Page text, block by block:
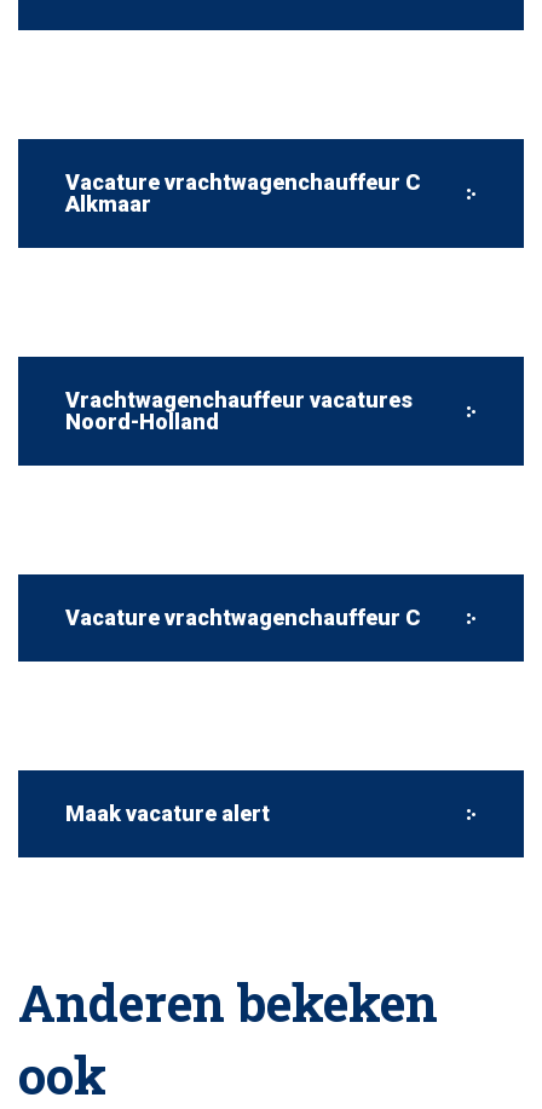
Vacature vrachtwagenchauffeur C
Alkmaar
Vrachtwagenchauffeur vacatures
Noord-Holland
Vacature vrachtwagenchauffeur C
Maak vacature alert
Anderen bekeken
ook